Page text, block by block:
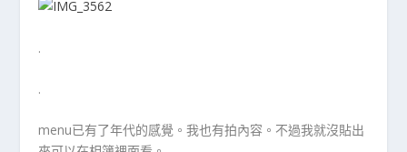
.
.
menu已有了年代的感覺。我也有拍內容。不過我就沒貼出